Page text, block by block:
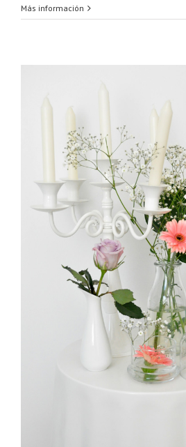
Más información